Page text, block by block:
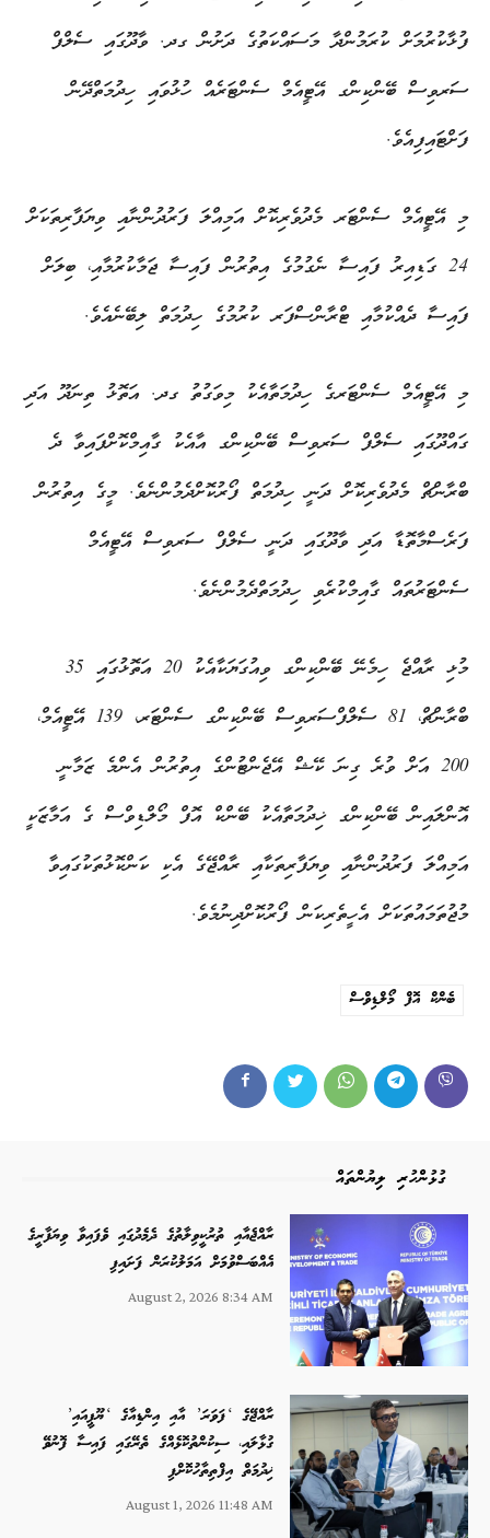
ފުޅާކުރުމަށް ކުރަމުންދާ މަސައްކަތުގެ ދަށުން ގދ. ވާދޫގައި ސެލްފް
ސަރވިސް ބޭންކިންގ އޭޓީއެމް ސެންޓަރެއް ހުޅުވައި ހިދުމަތްދޭން
ފަށްޓައިފިއެވެ.
މި އޭޓީއެމް ސެންޓަރ މެދުވެރިކޮށް އަމިއްލަ ފަރުދުންނާއި ވިޔަފާރިތަކަށް
24 ގަޑިއިރު ފައިސާ ނެގުމުގެ އިތުރުން ފައިސާ ޖަމާކުރުމާއި، ބިލަށް
ފައިސާ ދެއްކުމާއި ޓްރާންސްފަރ ކުރުމުގެ ހިދުމަތް ލިބޭނެއެވެ.
މި އޭޓީއެމް ސެންޓަރގެ ހިދުމަތާއެކު މިވަގުތު ގދ. އަތޮޅު ތިނަދޫ އަދި
ގައްދޫގައި ސެލްފް ސަރވިސް ބޭންކިންގ އާއެކު ގާއިމްކޮށްފައިވާ ދެ
ބްރާންޗް މެދުވެރިކޮށް ދަނީ ހިދުމަތް ފޯރުކޮށްދެމުންނެވެ. މީގެ އިތުރުން
ފަރެސްމާތޮޑާ އަދި ވާދޫގައި ދަނީ ސެލްފް ސަރވިސް އޭޓީއެމް
ސެންޓަރުތައް ގާއިމްކުރެވި ހިދުމަތްދެމުންނެވެ.
މުޅި ރާއްޖެ ހިމެނޭ ބޭންކިންގ ވިއުގަޔަކާއެކު 20 އަތޮޅުގައި 35
ބްރާންޗް، 81 ސެލްފްސަރވިސް ބޭންކިންގ ސެންޓަރ، 139 އޭޓީއެމް،
200 އަށް ވުރެ ގިނަ ކޭޝް އޭޖެންޓުންގެ އިތުރުން އެންމެ ޒަމާނީ
އޮންލައިން ބޭންކިންގ ޚިދުމަތާއެކު ބޭންކް އޮފް މޯލްޑިވްސް ގެ އަމާޒަކީ
އަމިއްލަ ފަރުދުންނާއި ވިޔަފާރިތަކާއި ރާއްޖޭގެ އެކި ކަންކޮޅުތަކުގައިވާ
މުޖުތަމައުތަކަށް އެހީތެރިކަން ފޯރުކޮށްދިނުމެވެ.
ބެންކް އޮފް މޯލްޑިވްސް
ގުޅުންހުރި ލިޔުންތައް
ރާއްޖެއާއި ތުރުކީވިލާތުގެ ދެމެދުގައި ވެފައިވާ ވިޔަފާރީގެ
އެއްބަސްވުމަށް އަމަލުކުރަން ފަށައިފި
August 2, 2026 8:34 AM
ރާއްޖޭގެ ‘ފަވަރަ’ އާއި އިންޑިއާގެ ‘ޔޫޕީއައި’
ގުޅާލައި، ސިކުންތުކޮޅެއްގެ ތެރޭގައި ފައިސާ ފޮނުވޭ
ޚިދުމަތް އިފްތިތާހުކޮށްފި
August 1, 2026 11:48 AM